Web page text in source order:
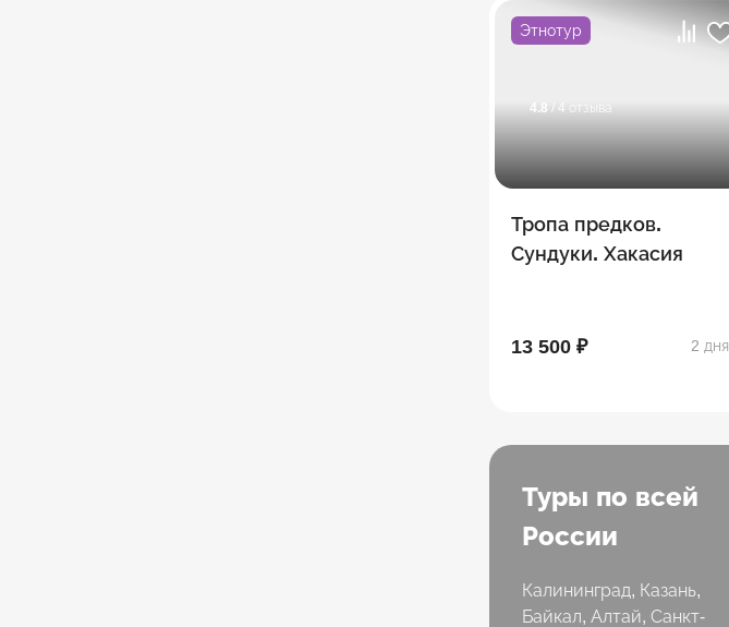
Этнотур
4.8 / 4 отзыва
Тропа предков.
Сундуки. Хакасия
13 500 ₽ 2 дня
Туры по всей
России
Калининград, Казань,
Байкал, Алтай, Санкт-